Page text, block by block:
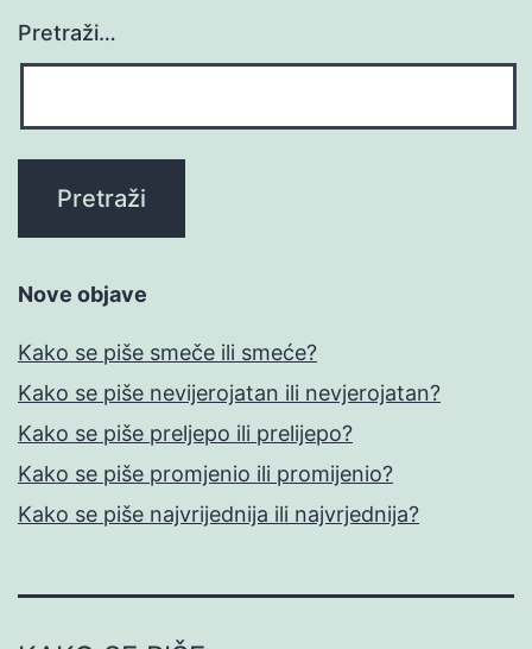
Pretraži…
Nove objave
Kako se piše smeče ili smeće?
Kako se piše nevijerojatan ili nevjerojatan?
Kako se piše preljepo ili prelijepo?
Kako se piše promjenio ili promijenio?
Kako se piše najvrijednija ili najvrjednija?